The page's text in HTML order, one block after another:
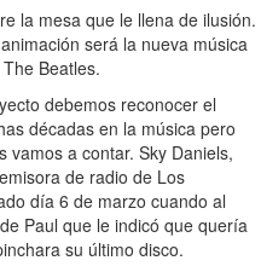
la mesa que le llena de ilusión.
será la nueva música
Beatles.
debemos reconocer el
décadas en la música pero
vamos a contar. Sky Daniels,
de radio de Los
día 6 de marzo cuando al
Paul que le indicó que quería
su último disco.